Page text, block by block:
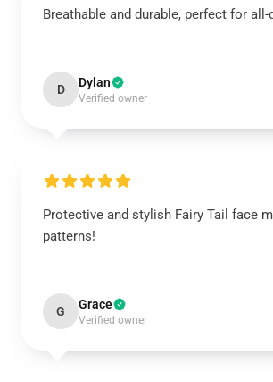
Breathable and durable, perfect for all-
D Dylan
Verified owner
Protective and stylish Fairy Tail face
patterns!
G Grace
Verified owner